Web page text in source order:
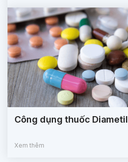
Công dụng thuốc Diametil
Xem thêm